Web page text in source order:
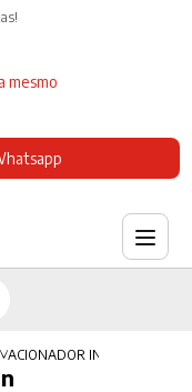
mesmo
DE ALARME DE
ACIONADOR INCENDIO